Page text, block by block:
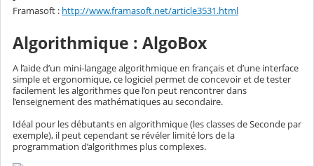
Framasoft : http://www.framasoft.net/article3531.html
Algorithmique : AlgoBox
A l’aide d’un mini-langage algorithmique en français et d’une interface
simple et ergonomique, ce logiciel permet de concevoir et de tester
facilement les algorithmes que l’on peut rencontrer dans
l’enseignement des mathématiques au secondaire.
Idéal pour les débutants en algorithmique (les classes de Seconde par
exemple), il peut cependant se révéler limité lors de la
programmation d’algorithmes plus complexes.